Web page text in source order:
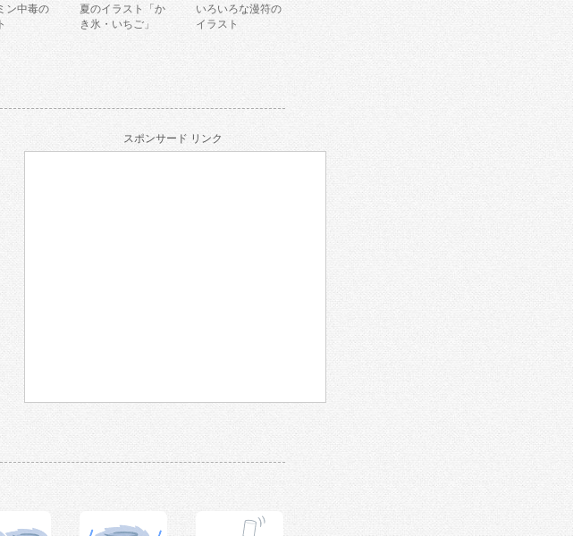
ン中毒の
夏のイラスト「か
き氷・いちご」
いろいろな漫符の
イラスト
スポンサード リンク